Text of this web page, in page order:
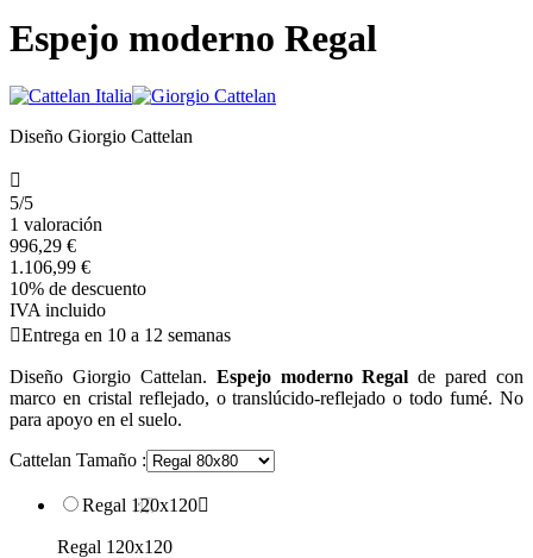
Espejo moderno Regal
Diseño Giorgio Cattelan

5/5
1 valoración
996,29 €
1.106,99 €
10% de descuento
IVA incluido
Entrega en 10 a 12 semanas
Diseño Giorgio Cattelan. Espejo moderno Regal de pared con
marco en cristal reflejado, o translúcido-reflejado o todo fumé. No
para apoyo en el suelo.
Cattelan Tamaño :
Regal 120x120
Regal 120x120